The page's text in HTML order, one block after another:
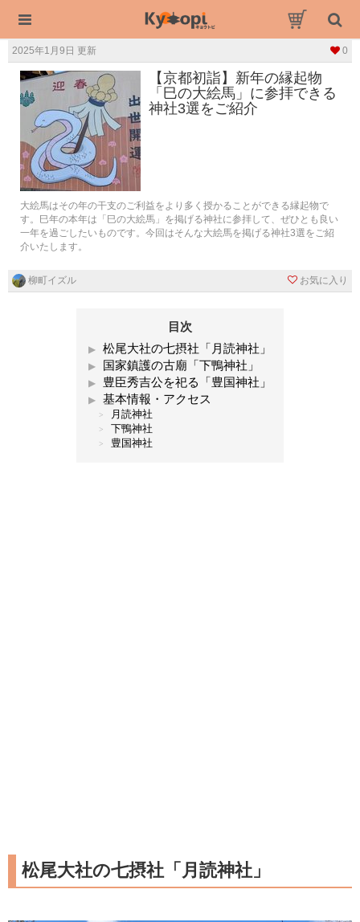
2025年1月9日 更新 0
【京都初詣】新年の縁起物
「巳の大絵馬」に参拝できる
神社3選をご紹介
大絵馬はその年の干支のご利益をより多く授かることができる縁起物で
す。巳年の本年は「巳の大絵馬」を掲げる神社に参拝して、ぜひとも良い
一年を過ごしたいものです。今回はそんな大絵馬を掲げる神社3選をご紹
介いたします。
柳町イズル お気に入り
目次
松尾大社の七摂社「月読神社」
国家鎮護の古廟「下鴨神社」
豊臣秀吉公を祀る「豊国神社」
基本情報・アクセス
月読神社
下鴨神社
豊国神社
松尾大社の七摂社「月読神社」